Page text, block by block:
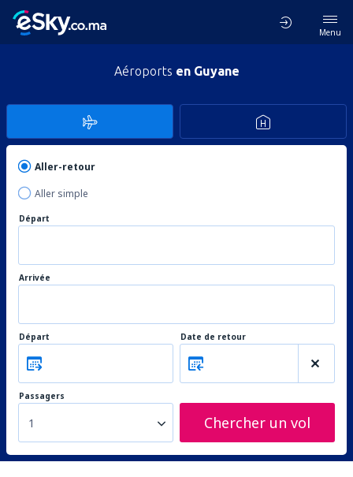
Menu
Aéroports en Guyane
Aller-retour
Aller simple
Départ
Arrivée
Départ Date de retour
Passagers
1 Chercher un vol